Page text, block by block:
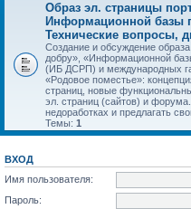
Образ эл. страницы
Информационной базы
Технические вопросы,
Создание и обсуждение
добру», «Информационной
(ИБ ДСРП) и международных
«Родовое поместье»:
страниц, новые
эл. страниц (сайтов) и
недоработках и предлагать
Темы: 1
ВХОД
Имя пользователя:
Пароль: